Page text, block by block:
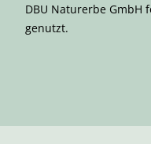
DBU Naturerbe
genutzt.